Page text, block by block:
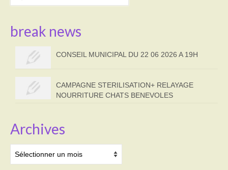
break news
CONSEIL MUNICIPAL DU 22 06 2026 A 19H
CAMPAGNE STERILISATION+ RELAYAGE
NOURRITURE CHATS BENEVOLES
Archives